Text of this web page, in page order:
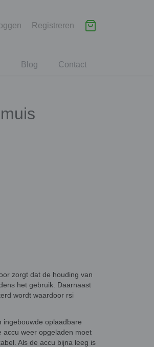
Registreren
Contact
Blog
zorgt dat de houding van
het gebruik. Daarnaast
wordt waardoor rsi
ingebouwde oplaadbare
accu weer opgeladen moet
Als de accu bijna leeg is